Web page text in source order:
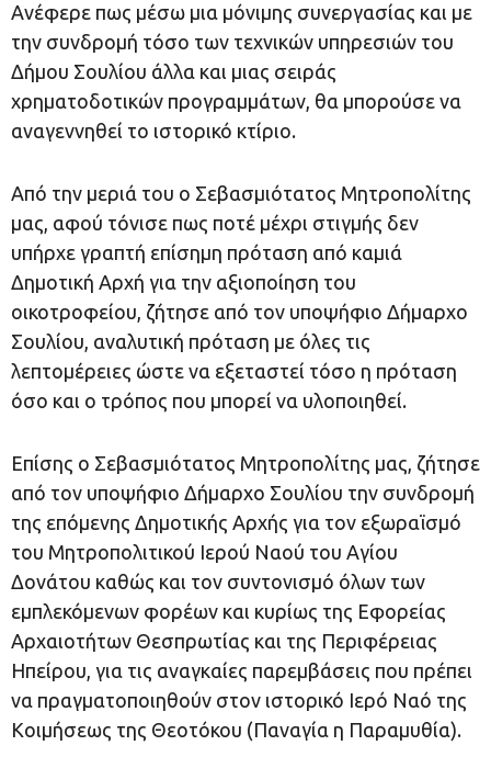
Ανέφερε πως μέσω μια μόνιμης συνεργασίας και με
την συνδρομή τόσο των τεχνικών υπηρεσιών του
Δήμου Σουλίου άλλα και μιας σειράς
χρηματοδοτικών προγραμμάτων, θα μπορούσε να
αναγεννηθεί το ιστορικό κτίριο.
Από την μεριά του ο Σεβασμιότατος Μητροπολίτης
μας, αφού τόνισε πως ποτέ μέχρι στιγμής δεν
υπήρχε γραπτή επίσημη πρόταση από καμιά
Δημοτική Αρχή για την αξιοποίηση του
οικοτροφείου, ζήτησε από τον υποψήφιο Δήμαρχο
Σουλίου, αναλυτική πρόταση με όλες τις
λεπτομέρειες ώστε να εξεταστεί τόσο η πρόταση
όσο και ο τρόπος που μπορεί να υλοποιηθεί.
Επίσης ο Σεβασμιότατος Μητροπολίτης μας, ζήτησε
από τον υποψήφιο Δήμαρχο Σουλίου την συνδρομή
της επόμενης Δημοτικής Αρχής για τον εξωραϊσμό
του Μητροπολιτικού Ιερού Ναού του Αγίου
Δονάτου καθώς και τον συντονισμό όλων των
εμπλεκόμενων φορέων και κυρίως της Εφορείας
Αρχαιοτήτων Θεσπρωτίας και της Περιφέρειας
Ηπείρου, για τις αναγκαίες παρεμβάσεις που πρέπει
να πραγματοποιηθούν στον ιστορικό Ιερό Ναό της
Κοιμήσεως της Θεοτόκου (Παναγία η Παραμυθία).